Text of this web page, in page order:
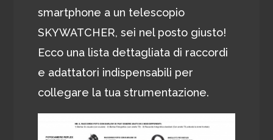
smartphone a un telescopio
SKYWATCHER, sei nel posto giusto!
Ecco una lista dettagliata di raccordi
e adattatori indispensabili per
collegare la tua strumentazione.